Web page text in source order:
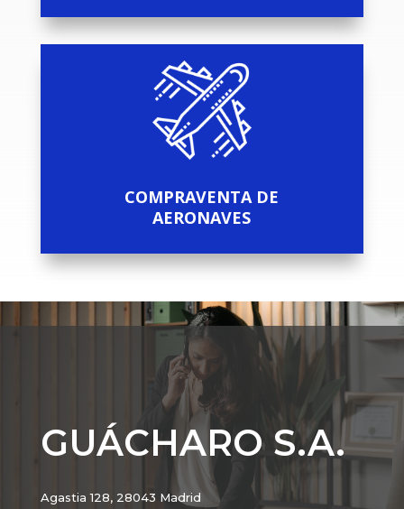
COMPRAVENTA DE
AERONAVES
GUÁCHARO S.A.
Agastia 128, 28043 Madrid